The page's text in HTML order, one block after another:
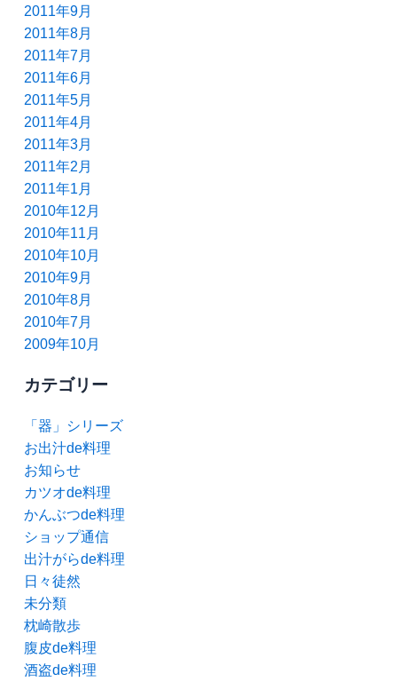
2011年9月
2011年8月
2011年7月
2011年6月
2011年5月
2011年4月
2011年3月
2011年2月
2011年1月
2010年12月
2010年11月
2010年10月
2010年9月
2010年8月
2010年7月
2009年10月
カテゴリー
「器」シリーズ
お出汁de料理
お知らせ
カツオde料理
かんぶつde料理
ショップ通信
出汁がらde料理
日々徒然
未分類
枕崎散歩
腹皮de料理
酒盗de料理